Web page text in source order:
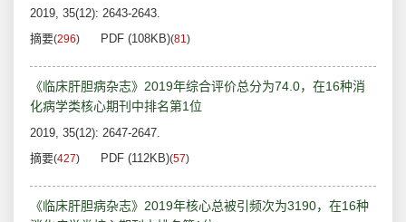
2019, 35(12): 2643-2643.
摘要(296) PDF (108KB)(81)
《临床肝胆病杂志》2019年综合评价总分为74.0，在16种消
化病学类核心期刊中排名第1位
2019, 35(12): 2647-2647.
摘要(427) PDF (112KB)(57)
《临床肝胆病杂志》2019年核心总被引频次为3190，在16种